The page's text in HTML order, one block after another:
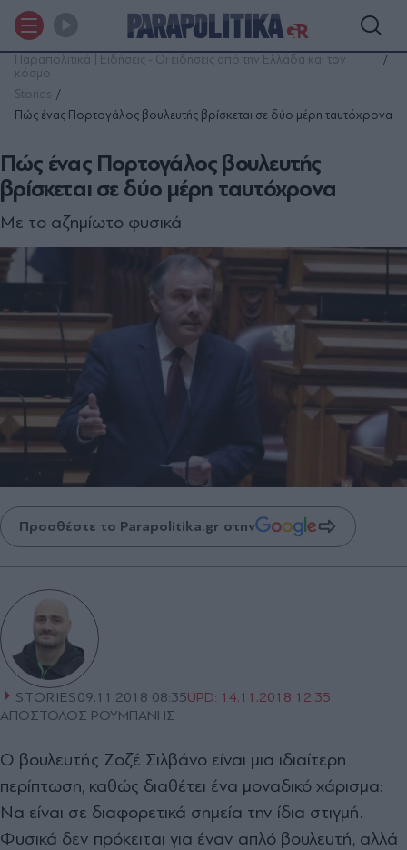
Παραπολιτικά | Ειδήσεις - Οι ειδήσεις από την Ελλάδα και τον
κόσμο
Stories
Πώς ένας Πορτογάλος βουλευτής βρίσκεται σε δύο μέρη ταυτόχρονα
Πώς ένας Πορτογάλος βουλευτής
βρίσκεται σε δύο μέρη ταυτόχρονα
Με το αζημίωτο φυσικά
Προσθέστε το Parapolitika.gr στην
STORIES09.11.2018 08:35UPD: 14.11.2018 12:35
ΑΠΟΣΤΟΛΟΣ ΡΟΥΜΠΑΝΗΣ
O βουλευτής Ζοζέ Σιλβάνο είναι μια ιδιαίτερη
περίπτωση, καθώς διαθέτει ένα μοναδικό χάρισμα:
Να είναι σε διαφορετικά σημεία την ίδια στιγμή.
Φυσικά δεν πρόκειται για έναν απλό βουλευτή, αλλά